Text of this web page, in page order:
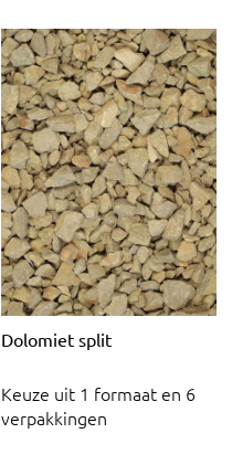
Dolomiet split
Keuze uit 1 formaat en 6
verpakkingen